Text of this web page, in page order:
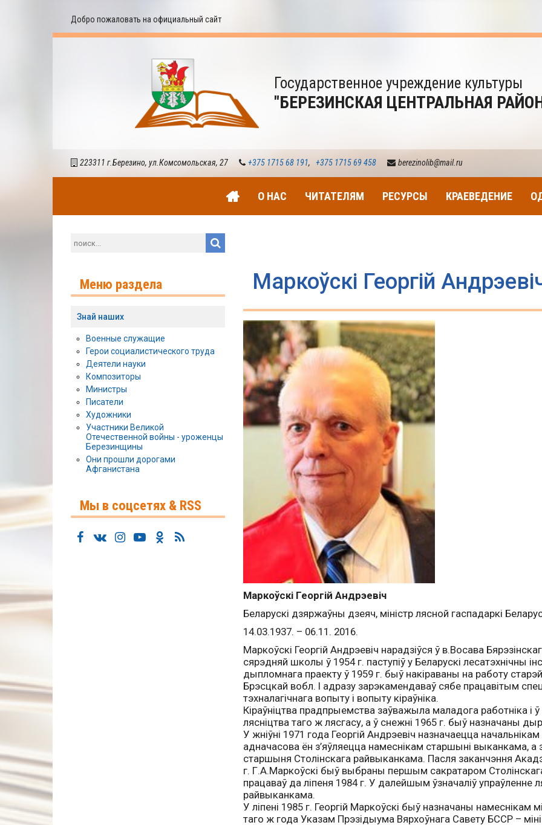
Добро пожаловать на официальный сайт
Государственное учреждение культуры
"БЕРЕЗИНСКАЯ ЦЕНТРАЛЬНАЯ
223311 г.Березино, ул.Комсомольская, 27 +375 1715 68 191, +375 1715 69 458 berezinolib@mail.ru
О НАС ЧИТАТЕЛЯМ РЕСУРСЫ КРАЕВЕДЕНИЕ
Маркоўскі Георгій
Маркоўскі Георгій Андрэевіч
Беларускі дзяржаўны дзеяч, міністр лясной гаспадаркі
14.03.1937. – 06.11. 2016.
Маркоўскі Георгій Андрэевіч нарадзіўся ў в.Восава
сярэдняй школы ў 1954 г. паступіў у Беларускі лесатэхнічны
дыпломнага праекту ў 1959 г. быў накіраваны на работу
Брэсцкай вобл. І адразу зарэкамендаваў сябе працавітым
тэхналагічнага вопыту і вопыту кіраўніка.
Кіраўніцтва прадпрыемства заўважыла маладога работніка і ў
лясніцтва таго ж лясгасу, а ў снежні 1965 г. быў назначаны
У жніўні 1971 года Георгій Андрэевіч назначаецца
адначасова ён з’яўляецца намеснікам старшыні выканкама, а
старшыня Столінскага райвыканкама. Пасля заканчэння
г. Г.А.Маркоўскі быў выбраны першым сакратаром
працаваў да ліпеня 1984 г. У далейшым ўзначаліў упраўленне
райвыканкама.
У ліпені 1985 г. Георгій Маркоўскі быў назначаны намеснікам
таго ж года Указам Прэзідыума Вярхоўнага Савету БССР –
Меню раздела
Знай наших
Военные служащие
Герои социалистического труда
Деятели науки
Композиторы
Министры
Писатели
Художники
Участники Великой
Отечественной войны - уроженцы
Березинщины
Они прошли дорогами
Афганистана
Мы в соцсетях & RSS